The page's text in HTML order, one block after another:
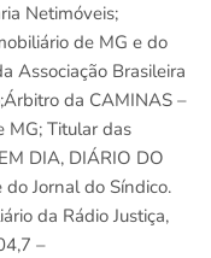
Netimóveis;
de MG e do
Associação Brasileira
da CAMINAS –
MG; Titular das
DIA, DIÁRIO DO
Jornal do Síndico.
da Rádio Justiça,
–